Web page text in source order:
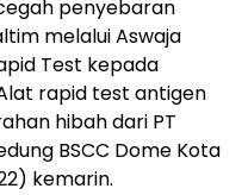
penyebaran
melalui Aswaja
Test kepada
rapid test antigen
hibah dari PT
BSCC Dome Kota
kemarin.